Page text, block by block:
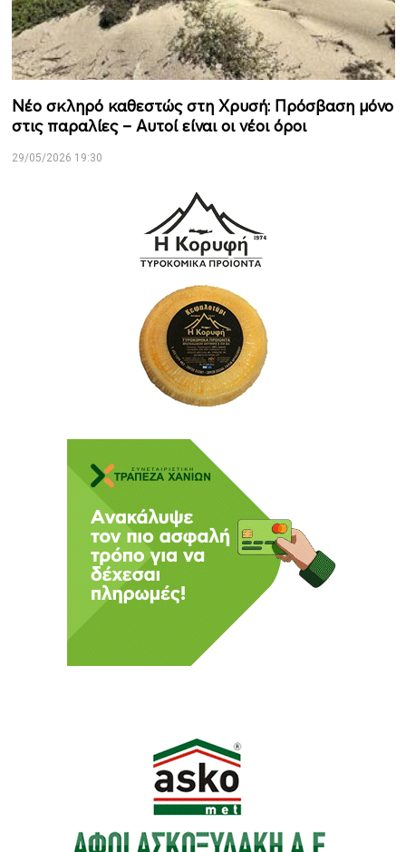
Νέο σκληρό καθεστώς στη Χρυσή: Πρόσβαση μόνο
στις παραλίες – Αυτοί είναι οι νέοι όροι
29/05/2026 19:30